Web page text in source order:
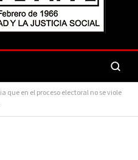
que en el proceso electoral no se viole